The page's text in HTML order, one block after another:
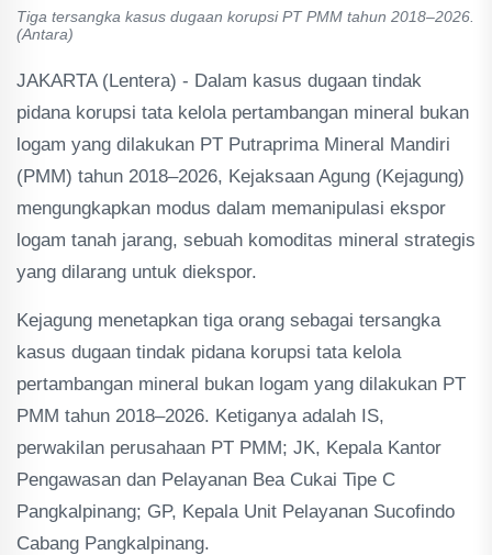
Tiga tersangka kasus dugaan korupsi PT PMM tahun 2018–2026.
(Antara)
JAKARTA (Lentera) - Dalam kasus dugaan tindak
pidana korupsi tata kelola pertambangan mineral bukan
logam yang dilakukan PT Putraprima Mineral Mandiri
(PMM) tahun 2018–2026, Kejaksaan Agung (Kejagung)
mengungkapkan modus dalam memanipulasi ekspor
logam tanah jarang, sebuah komoditas mineral strategis
yang dilarang untuk diekspor.
Kejagung menetapkan tiga orang sebagai tersangka
kasus dugaan tindak pidana korupsi tata kelola
pertambangan mineral bukan logam yang dilakukan PT
PMM tahun 2018–2026. Ketiganya adalah IS,
perwakilan perusahaan PT PMM; JK, Kepala Kantor
Pengawasan dan Pelayanan Bea Cukai Tipe C
Pangkalpinang; GP, Kepala Unit Pelayanan Sucofindo
Cabang Pangkalpinang.